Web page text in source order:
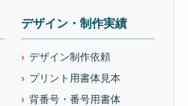
デザイン・制作実績
デザイン制作依頼
プリント用書体見本
背番号・番号用書体